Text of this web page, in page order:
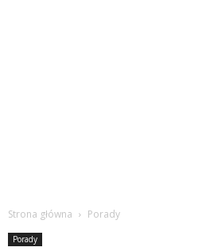
Strona główna Porady
Porady